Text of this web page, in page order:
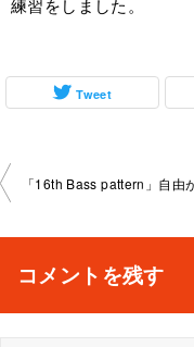
Tweet
投
ビ
コメントを残す